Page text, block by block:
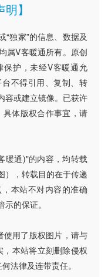
】
“独家”的信息、数据及
属V客暖通所有。原创
保护，未经V客暖通允
不得引用、复制、转
容或建立镜像。已获许
具体版权合作事宜，请
暖通)"的内容，均转载
），转载目的在于传递
本站不对内容的准确
的保证。
使用了版权图片，请与
本站将立刻删除侵权
法律及连带责任。